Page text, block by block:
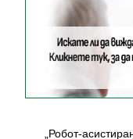
„Робот-